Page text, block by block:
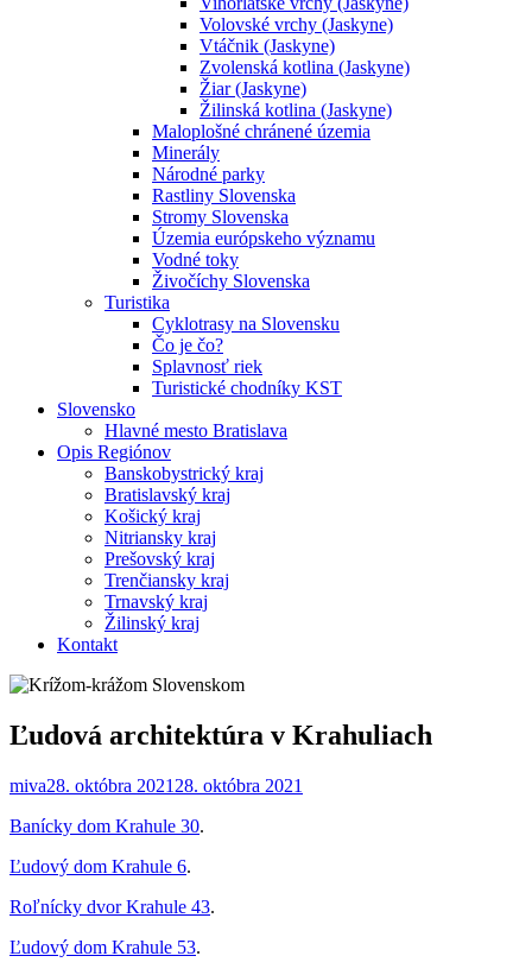
Volovské vrchy (Jaskyne)
Vtáčnik (Jaskyne)
Zvolenská kotlina (Jaskyne)
Žiar (Jaskyne)
Žilinská kotlina (Jaskyne)
Maloplošné chránené územia
Minerály
Národné parky
Rastliny Slovenska
Stromy Slovenska
Územia európskeho významu
Vodné toky
Živočíchy Slovenska
Turistika
Cyklotrasy na Slovensku
Čo je čo?
Splavnosť riek
Turistické chodníky KST
Slovensko
Hlavné mesto Bratislava
Opis Regiónov
Banskobystrický kraj
Bratislavský kraj
Košický kraj
Nitriansky kraj
Prešovský kraj
Trenčiansky kraj
Trnavský kraj
Žilinský kraj
Kontakt
Ľudová architektúra v Krahuliach
miva28. októbra 2021 28. októbra 2021
Banícky dom Krahule 30.
Ľudový dom Krahule 6.
Roľnícky dvor Krahule 43.
Ľudový dom Krahule 53.